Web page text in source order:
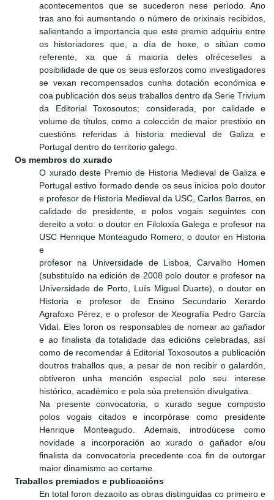
acontecementos que se sucederon nese período. Ano
tras ano foi aumentando o número de orixinais recibidos,
salientando a importancia que este premio adquiriu entre
os historiadores que, a día de hoxe, o sitúan como
referente, xa que á maioría deles ofréceselles a
posibilidade de que os seus esforzos como investigadores
se vexan recompensados cunha dotación económica e
coa publicación dos seus traballos dentro da Serie Trivium
da Editorial Toxosoutos; considerada, por calidade e
volume de títulos, como a colección de maior prestixio en
cuestións referidas á historia medieval de Galiza e
Portugal dentro do territorio galego.
Os membros do xurado
O xurado deste Premio de Historia Medieval de Galiza e
Portugal estivo formado dende os seus inicios polo doutor
e profesor de Historia Medieval da USC, Carlos Barros, en
calidade de presidente, e polos vogais seguintes con
dereito a voto: o doutor en Filoloxía Galega e profesor na
USC Henrique Monteagudo Romero; o doutor en Historia
e
profesor na Universidade de Lisboa, Carvalho Homen
(substituído na edición de 2008 polo doutor e profesor na
Universidade de Porto, Luís Miguel Duarte), o doutor en
Historia e profesor de Ensino Secundario Xerardo
Agrafoxo Pérez, e o profesor de Xeografía Pedro García
Vidal. Eles foron os responsables de nomear ao gañador
e ao finalista da totalidade das edicións celebradas, así
como de recomendar á Editorial Toxosoutos a publicación
doutros traballos que, a pesar de non recibir o galardón,
obtiveron unha mención especial polo seu interese
histórico, académico e pola súa pretensión divulgativa.
Na presente convocatoria, o xurado segue composto
polos vogais citados e incorpórase como presidente
Henrique Monteagudo. Ademais, introdúcese como
novidade a incorporación ao xurado o gañador e/ou
finalista da convocatoria precedente coa fin de outorgar
maior dinamismo ao certame.
Traballos premiados e publicacións
En total foron dezaoito as obras distinguidas co primeiro e